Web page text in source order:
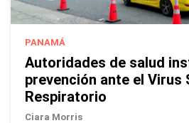
PANAMÁ
Autoridades de salud
prevención ante el Virus
Respiratorio
Ciara Morris